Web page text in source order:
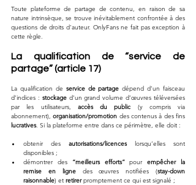
Toute plateforme de partage de contenu, en raison de sa
nature intrinsèque, se trouve inévitablement confrontée à des
questions de droits d'auteur. OnlyFans ne fait pas exception à
cette règle.
La qualification de “service de
partage” (article 17)
La qualification de service de partage dépend d’un faisceau
d’indices : stockage d’un grand volume d’œuvres téléversées
par les utilisateurs, accès du public (y compris via
abonnement), organisation/promotion
lucratives. Si la plateforme entre dans ce périmètre, elle doit :
obtenir des autorisations/licences lorsqu’elles sont
disponibles ;
démontrer des
“meilleurs efforts” pour empêcher la
remise en ligne des œuvres notifiées (stay-down
raisonnable) et retirer promptement ce qui est signalé ;